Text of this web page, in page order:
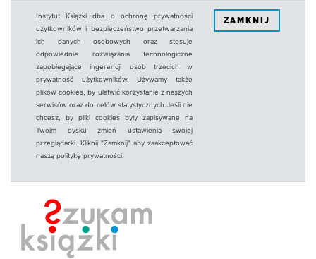
Instytut Książki dba o ochronę prywatności
użytkowników i bezpieczeństwo przetwarzania
ich danych osobowych oraz stosuje
odpowiednie rozwiązania technologiczne
zapobiegające ingerencji osób trzecich w
prywatność użytkowników. Używamy także
plików cookies, by ułatwić korzystanie z naszych
serwisów oraz do celów statystycznych.Jeśli nie
chcesz, by pliki cookies były zapisywane na
Twoim dysku zmień ustawienia swojej
przeglądarki. Kliknij "Zamknij" aby zaakceptować
naszą politykę prywatności.
ZAMKNIJ